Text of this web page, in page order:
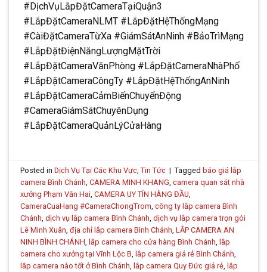
#DịchVụLắpĐặtCameraTạiQuận3
#LắpĐặtCameraNLMT #LắpĐặtHệThốngMạng
#CàiĐặtCameraTừXa #GiámSátAnNinh #BảoTrìMạng
#LắpĐặtĐiệnNăngLượngMặtTrời
#LắpĐặtCameraVănPhòng #LắpĐặtCameraNhàPhố
#LắpĐặtCameraCôngTy #LắpĐặtHệThốngAnNinh
#LắpĐặtCameraCảmBiếnChuyểnĐộng
#CameraGiámSátChuyênDụng
#LắpĐặtCameraQuảnLýCửaHàng
Posted inDịch Vụ Tại Các Khu Vực ,Tin Tức | Taggedbáo giá lắp
camera Bình Chánh ,CAMERA MINH KHANG ,camera quan sát nhà
xưởng Phạm Văn Hai ,CAMERA UY TÍN HÀNG ĐẦU
CameraCuaHang #CameraChongTrom ,công ty lắp camera Bình
Chánh ,dịch vụ lắp camera Bình Chánh ,dịch vụ lắp camera trọn gói
Lê Minh Xuân ,địa chỉ lắp camera Bình Chánh ,LẮP CAMERA AN
NINH BÌNH CHÁNH ,lắp camera cho cửa hàng Bình Chánh ,lắp
camera cho xưởng tại Vĩnh Lộc B ,lắp camera giá rẻ Bình Chánh
lắp camera nào tốt ở Bình Chánh ,lắp camera Quy Đức giá rẻ ,lắp